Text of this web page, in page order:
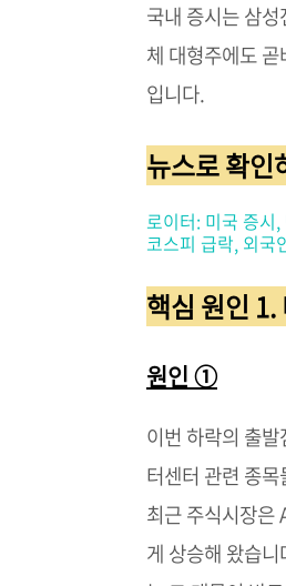
국내 증시는 삼
체 대형주에도
입니다.
뉴스로 확인
로이터: 미국 증시
코스피 급락, 외국
핵심 원인
원인 ①
이번 하락의 출
터센터 관련 종
최근 주식시장은
게 상승해 왔습